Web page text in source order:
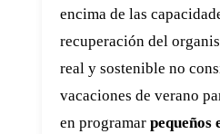
encima de las
recuperación del
real y sostenible no
vacaciones de verano
en programar pequeños